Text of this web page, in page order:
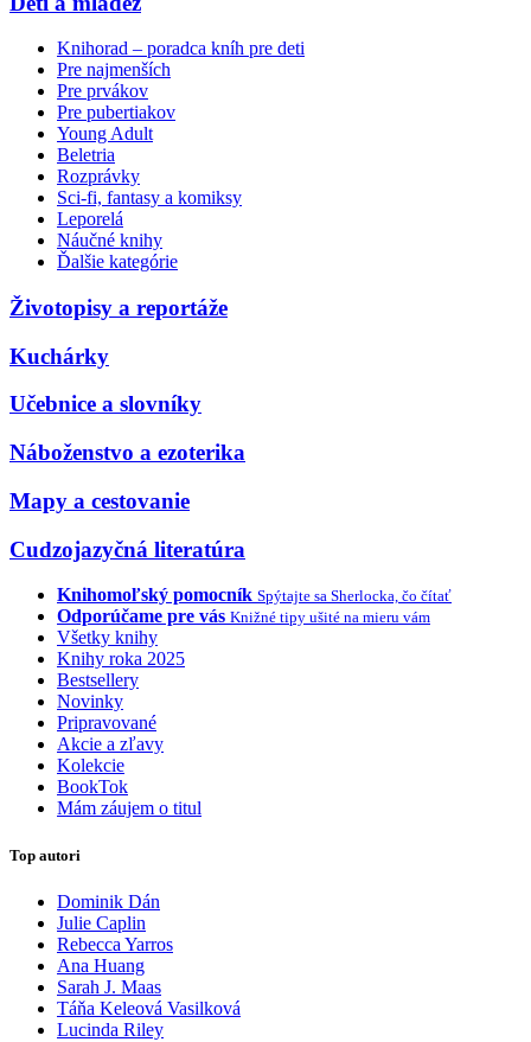
Knihorad – poradca kníh pre deti
Pre najmenších
Pre prvákov
Pre pubertiakov
Young Adult
Beletria
Rozprávky
Sci-fi, fantasy a komiksy
Leporelá
Náučné knihy
Ďalšie kategórie
Životopisy a reportáže
Kuchárky
Učebnice a slovníky
Náboženstvo a ezoterika
Mapy a cestovanie
Cudzojazyčná literatúra
Knihomoľský pomocník Spýtajte sa Sherlocka, čo čítať
Odporúčame pre vás Knižné tipy ušité na mieru vám
Všetky knihy
Knihy roka 2025
Bestsellery
Novinky
Pripravované
Akcie a zľavy
Kolekcie
BookTok
Mám záujem o titul
Top autori
Dominik Dán
Julie Caplin
Rebecca Yarros
Ana Huang
Sarah J. Maas
Táňa Keleová Vasilková
Lucinda Riley